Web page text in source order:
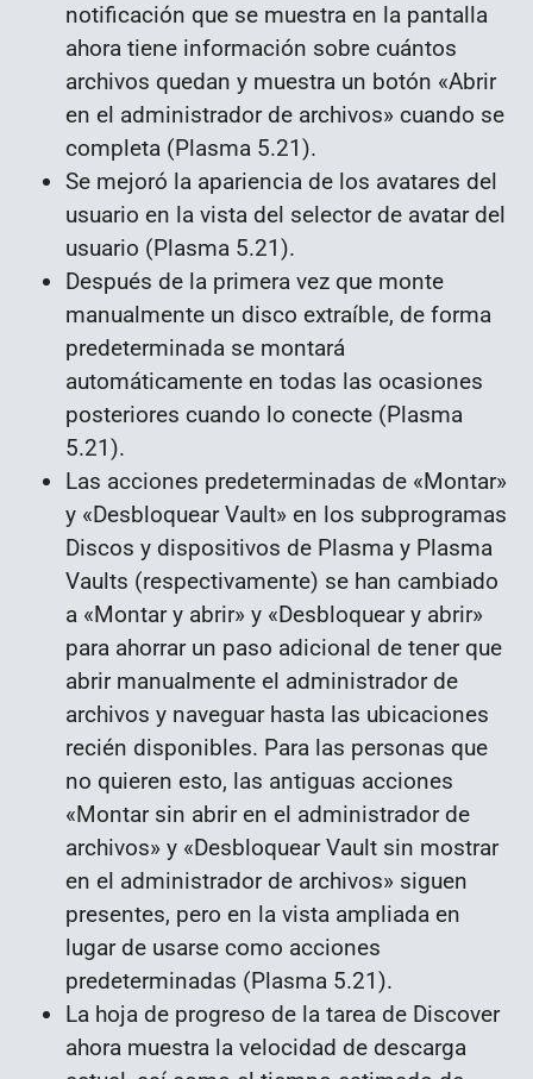
notificación que se muestra en la pantalla
ahora tiene información sobre cuántos
archivos quedan y muestra un botón «Abrir
en el administrador de archivos» cuando se
completa (Plasma 5.21).
Se mejoró la apariencia de los avatares del
usuario en la vista del selector de avatar del
usuario (Plasma 5.21).
Después de la primera vez que monte
manualmente un disco extraíble, de forma
predeterminada se montará
automáticamente en todas las ocasiones
posteriores cuando lo conecte (Plasma
5.21).
Las acciones predeterminadas de «Montar»
y «Desbloquear Vault» en los subprogramas
Discos y dispositivos de Plasma y Plasma
Vaults (respectivamente) se han cambiado
a «Montar y abrir» y «Desbloquear y abrir»
para ahorrar un paso adicional de tener que
abrir manualmente el administrador de
archivos y naveguar hasta las ubicaciones
recién disponibles. Para las personas que
no quieren esto, las antiguas acciones
«Montar sin abrir en el administrador de
archivos» y «Desbloquear Vault sin mostrar
en el administrador de archivos» siguen
presentes, pero en la vista ampliada en
lugar de usarse como acciones
predeterminadas (Plasma 5.21).
La hoja de progreso de la tarea de Discover
ahora muestra la velocidad de descarga